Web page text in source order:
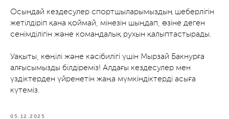
Осындай кездесулер спортшыларымыздың шеберлігін
жетілдіріп қана қоймай, мінезін шыңдап, өзіне деген
сенімділігін және командалық рухын қалыптастырады.
Уақыты, көңілі және кәсібилігі үшін Мырзай Бакнурға
алғысымызды білдіреміз! Алдағы кездесулер мен
үздіктерден үйренетін жаңа мүмкіндіктерді асыға
күтеміз.
05.12.2025